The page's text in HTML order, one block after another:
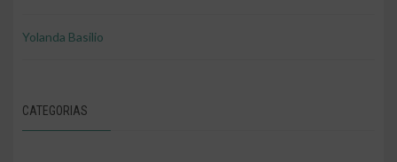
Yolanda Basilio
CATEGORIAS